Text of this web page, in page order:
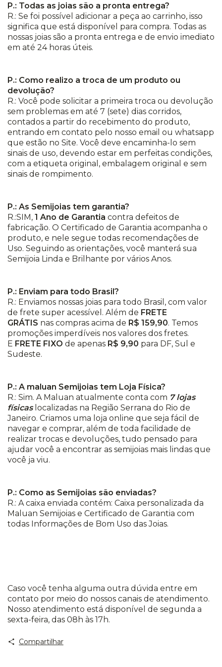
P.: Todas as joias são a pronta entrega?
R.: Se foi possível adicionar a peça ao carrinho, isso
significa que está disponível para compra. Todas as
nossas joias são a pronta entrega e de envio imediato
em até 24 horas úteis.
P.: Como realizo a troca de um produto ou
devolução?
R.: Você pode solicitar a primeira troca ou devolução
sem problemas em até 7 (sete) dias corridos,
contados a partir do recebimento do produto,
entrando em contato pelo nosso email ou whatsapp
que estão no Site. Você deve encaminha-lo sem
sinais de uso, devendo estar em perfeitas condições,
com a etiqueta original, embalagem original e sem
sinais de rompimento.
P.: As Semijoias tem garantia?
R.:SIM, 1 Ano de Garantia contra defeitos de
fabricação. O Certificado de Garantia acompanha o
produto, e nele segue todas recomendações de
Uso. Seguindo as orientações, você manterá sua
Semijoia Linda e Brilhante por vários Anos.
P.: Enviam para todo Brasil?
R.: Enviamos nossas joias para todo Brasil, com valor
de frete super acessível. Além de FRETE
GRÁTIS nas compras acima de R$ 159,90. Temos
promoções imperdíveis nos valores dos fretes.
E FRETE FIXO de apenas R$ 9,90 para DF, Sul e
Sudeste.
P.: A maluan Semijoias tem Loja Física?
R.: Sim. A Maluan atualmente conta com 7 lojas
físicaslocalizadas na Região Serrana do Rio de
Janeiro. Criamos uma loja online que seja fácil de
navegar e comprar, além de toda facilidade de
realizar trocas e devoluções, tudo pensado para
ajudar você a encontrar as semijoias mais lindas que
você ja viu.
P.: Como as Semijoias são enviadas?
R.: A caixa enviada contém: Caixa personalizada da
Maluan Semijoias e Certificado de Garantia com
todas Informações de Bom Uso das Joias.
Caso você tenha alguma outra dúvida entre em
contato por meio do nossos canais de atendimento.
Nosso atendimento está disponível de segunda a
sexta-feira, das 08h às 17h.
Compartilhar